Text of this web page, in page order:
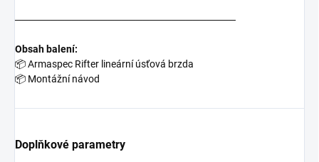
───────────────────────────────
Obsah balení:
📦Armaspec Rifter lineární úsťová brzda
📦 Montážní návod
Doplňkové parametry